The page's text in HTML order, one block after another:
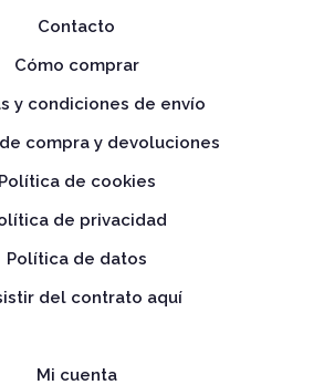
Contacto
Cómo comprar
y condiciones de envío
compra y devoluciones
Política de cookies
de privacidad
Política de datos
del contrato aquí
Mi cuenta